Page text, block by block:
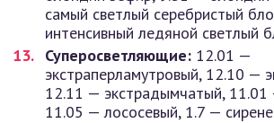
самый светлый серебристый
интенсивный ледяной светлый
Суперосветляющие: 12.01 —
экстраперламутровый, 12.10 —
12.11 — экстрадымчатый, 11.01
11.05 — лососевый, 1.7 —